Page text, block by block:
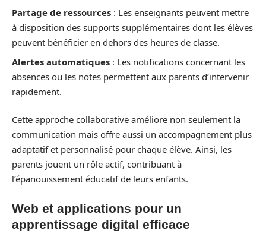
Partage de ressources : Les enseignants peuvent mettre
à disposition des supports supplémentaires dont les élèves
peuvent bénéficier en dehors des heures de classe.
Alertes automatiques : Les notifications concernant les
absences ou les notes permettent aux parents d’intervenir
rapidement.
Cette approche collaborative améliore non seulement la
communication mais offre aussi un accompagnement plus
adaptatif et personnalisé pour chaque élève. Ainsi, les
parents jouent un rôle actif, contribuant à
l’épanouissement éducatif de leurs enfants.
Web et applications pour un
apprentissage digital efficace